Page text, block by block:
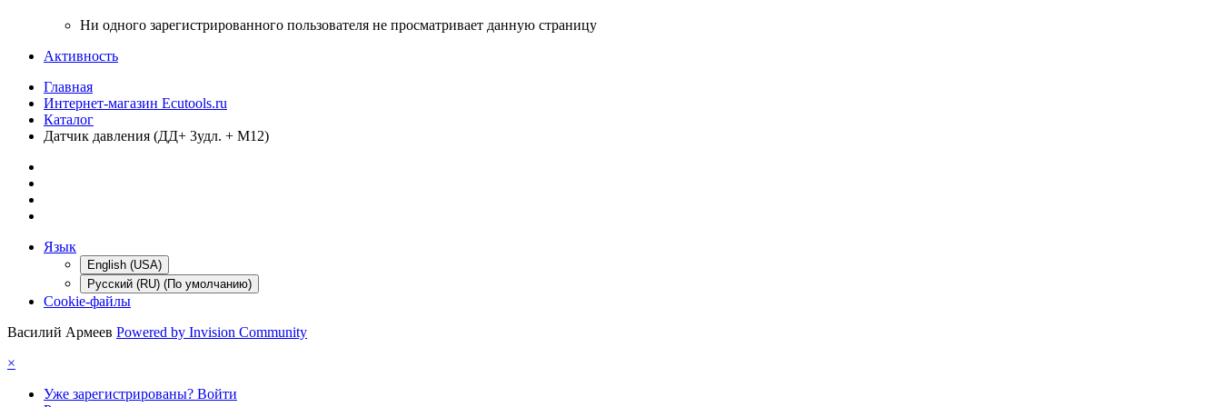
Ни одного зарегистрированного пользователя не просматривает данную страницу
Активность
Главная
Интернет-магазин Ecutools.ru
Каталог
Датчик давления (ДД+ 3удл. + M12)
Язык
English (USA)
Русский (RU) (По умолчанию)
Cookie-файлы
Василий Армеев Powered by Invision Community
×
Уже зарегистрированы? Войти